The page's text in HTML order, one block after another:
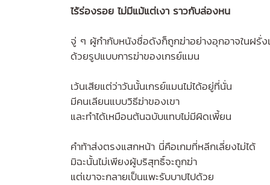
ไร้ร่องรอย ไม่มีแม้แต่เงา ราวกับล่องหน
จู่ ๆ ผู้กำกับหนังชื่อดังก็ถูกฆ่าอย่างอุกอาจในฝรั่ง
ด้วยรูปแบบการฆ่าของเกรย์แมน
เว้นเสียแต่ว่าวันนั้นเกรย์แมนไม่ได้อยู่ที่นั่น
มีคนเลียนแบบวิธีฆ่าของเขา
และทำได้เหมือนต้นฉบับแทบไม่มีผิดเพี้ยน
คำท้าส่งตรงแสกหน้า นี่คือเกมที่หลีกเลี่ยงไม่ได้
มิฉะนั้นไม่เพียงผู้บริสุทธิ์จะถูกฆ่า
แต่เขาจะกลายเป็นแพะรับบาปไปด้วย